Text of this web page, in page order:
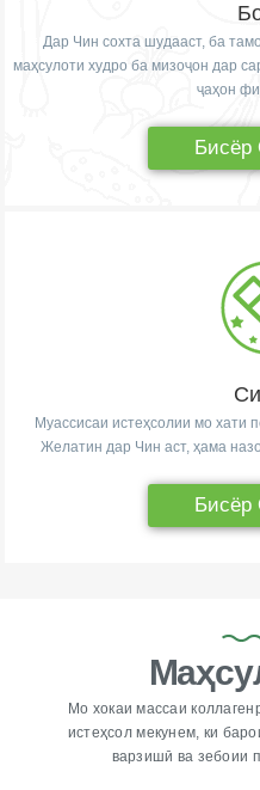
Дар Чин сохта шудааст, ба
маҳсулоти худро ба мизоҷон дар
ҷаҳон
Бисёр
Муассисаи истеҳсолии мо хати
Желатин дар Чин аст, ҳама
Бисёр
Мо хокаи массаи
истеҳсол мекунем, ки
варзишӣ ва зебоии